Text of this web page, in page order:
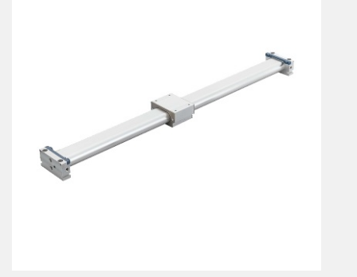
Auxiliaires de ligne
Auxiliaires de raccordement
Électrovannes tous fluides